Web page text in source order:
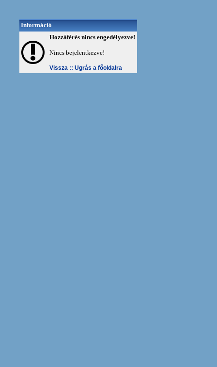
Információ
Hozzáférés nincs engedélyezve!
Nincs bejelentkezve!
Vissza :: Ugrás a főoldalra